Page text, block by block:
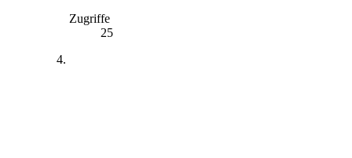
Zugriffe
25